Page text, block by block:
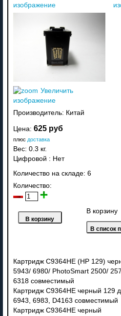
изображение
Увеличить
изображение
Производитель: Китай
Цена: 625 руб
плюс доставка
Вес: 0.3 кг.
Цифровой : Нет
Количество на складе: 6
Количество:
В корзину
Картридж C9364HE (HP 129)
5943/ 6980/ PhotoSmart 2500/
6318 совместимый
Картридж C9364HE черный 129
6943, 6983, D4163 совместимый
Картридж C9364HE черный